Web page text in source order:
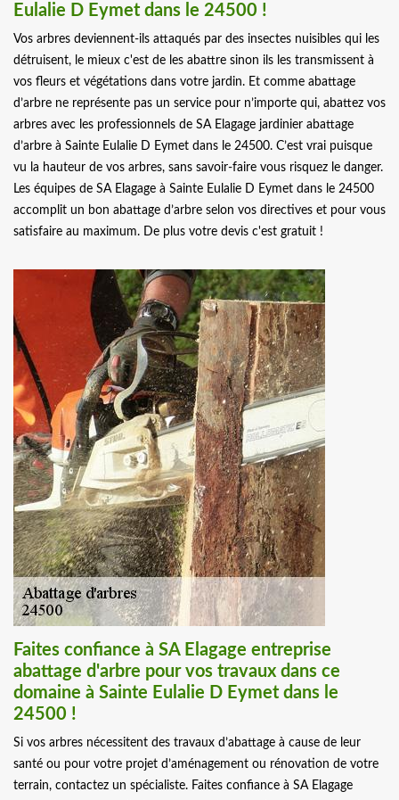
Eulalie D Eymet dans le 24500 !
Vos arbres deviennent-ils attaqués par des insectes nuisibles qui les
détruisent, le mieux c'est de les abattre sinon ils les transmissent à
vos fleurs et végétations dans votre jardin. Et comme abattage
d’arbre ne représente pas un service pour n’importe qui, abattez vos
arbres avec les professionnels de SA Elagage jardinier abattage
d’arbre à Sainte Eulalie D Eymet dans le 24500. C’est vrai puisque
vu la hauteur de vos arbres, sans savoir-faire vous risquez le danger.
Les équipes de SA Elagage à Sainte Eulalie D Eymet dans le 24500
accomplit un bon abattage d’arbre selon vos directives et pour vous
satisfaire au maximum. De plus votre devis c'est gratuit !
Faites confiance à SA Elagage entreprise
abattage d'arbre pour vos travaux dans ce
domaine à Sainte Eulalie D Eymet dans le
24500 !
Si vos arbres nécessitent des travaux d’abattage à cause de leur
santé ou pour votre projet d’aménagement ou rénovation de votre
terrain, contactez un spécialiste. Faites confiance à SA Elagage